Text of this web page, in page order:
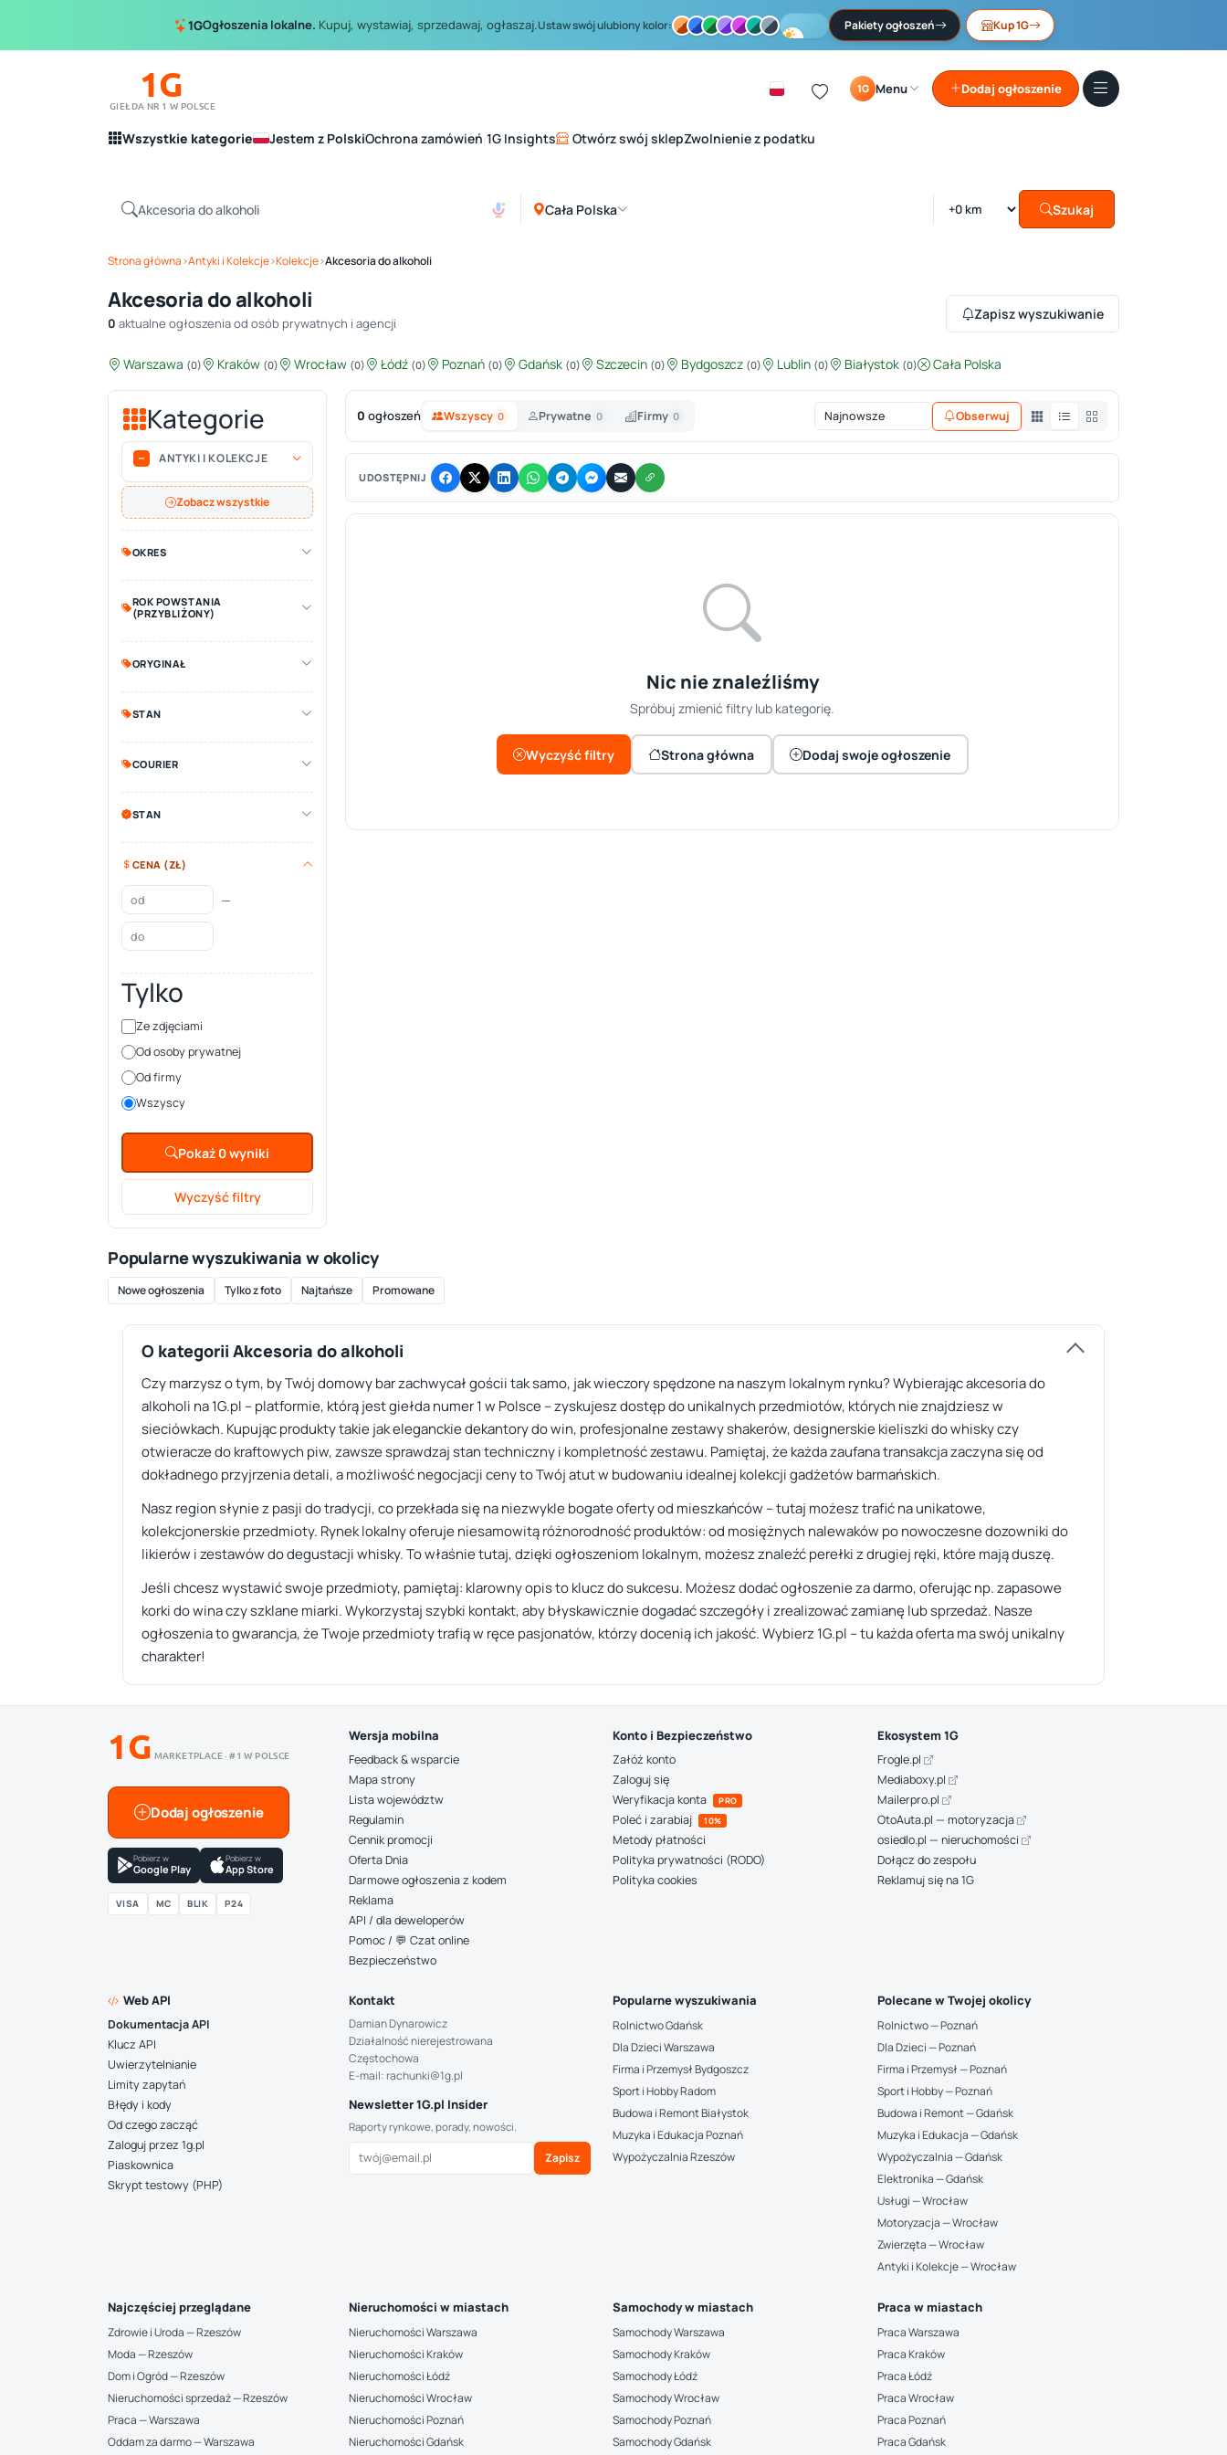
1GOgłoszenia lokalne. Kupuj, wystawiaj, sprzedawaj, ogłaszaj.Ustaw swój ulubiony kolor: Pakiety ogłoszeń Kup 1G
1G
GIEŁDA NR 1 W POLSCE
1G Menu Dodaj ogłoszenie
Wszystkie kategorie Jestem z PolskiOchrona zamówień 1G Insights Otwórz swój sklepZwolnienie z podatku
Cała Polska Szukaj
Strona główna›Antyki i Kolekcje›Kolekcje›Akcesoria do alkoholi
Akcesoria do alkoholi
0 aktualne ogłoszenia od osób prywatnych i agencji
Zapisz wyszukiwanie
Warszawa (0) Kraków (0) Wrocław (0) Łódź (0) Poznań (0) Gdańsk (0) Szczecin (0) Bydgoszcz (0) Lublin (0) Białystok (0) Cała Polska
Kategorie
ANTYKI I KOLEKCJE
Zobacz wszystkie
OKRES
ROK POWSTANIA
(PRZYBLIŻONY)
ORYGINAŁ
STAN
COURIER
STAN
CENA (ZŁ)
—
Tylko
Ze zdjęciami
Od osoby prywatnej
Od firmy
Wszyscy
Pokaż 0 wyniki
Wyczyść filtry
0 ogłoszeń Wszyscy 0 Prywatne 0 Firmy 0 Obserwuj
UDOSTĘPNIJ
Nic nie znaleźliśmy
Spróbuj zmienić filtry lub kategorię.
Wyczyść filtry Strona główna Dodaj swoje ogłoszenie
Popularne wyszukiwania w okolicy
Nowe ogłoszenia Tylko z foto Najtańsze Promowane
O kategorii Akcesoria do alkoholi
Czy marzysz o tym, by Twój domowy bar zachwycał gościi tak samo, jak wieczory spędzone na naszym lokalnym rynku? Wybierając akcesoria do
alkoholi na 1G.pl – platformie, którą jest giełda numer 1 w Polsce – zyskujesz dostęp do unikalnych przedmiotów, których nie znajdziesz w
sieciówkach. Kupując produkty takie jak eleganckie dekantory do win, profesjonalne zestawy shakerów, designerskie kieliszki do whisky czy
otwieracze do kraftowych piw, zawsze sprawdzaj stan techniczny i kompletność zestawu. Pamiętaj, że każda zaufana transakcja zaczyna się od
dokładnego przyjrzenia detali, a możliwość negocjacji ceny to Twój atut w budowaniu idealnej kolekcji gadżetów barmańskich.
Nasz region słynie z pasji do tradycji, co przekłada się na niezwykle bogate oferty od mieszkańców – tutaj możesz trafić na unikatowe,
kolekcjonerskie przedmioty. Rynek lokalny oferuje niesamowitą różnorodność produktów: od mosiężnych nalewaków po nowoczesne dozowniki do
likierów i zestawów do degustacji whisky. To właśnie tutaj, dzięki ogłoszeniom lokalnym, możesz znaleźć perełki z drugiej ręki, które mają duszę.
Jeśli chcesz wystawić swoje przedmioty, pamiętaj: klarowny opis to klucz do sukcesu. Możesz dodać ogłoszenie za darmo, oferując np. zapasowe
korki do wina czy szklane miarki. Wykorzystaj szybki kontakt, aby błyskawicznie dogadać szczegóły i zrealizować zamianę lub sprzedaż. Nasze
ogłoszenia to gwarancja, że Twoje przedmioty trafią w ręce pasjonatów, którzy docenią ich jakość. Wybierz 1G.pl – tu każda oferta ma swój unikalny
charakter!
1G MARKETPLACE · #1 W POLSCE
Dodaj ogłoszenie
Pobierz w
Google Play
Pobierz w
App Store
VISA MC BLIK P24
Wersja mobilna
Feedback & wsparcie
Mapa strony
Lista województw
Regulamin
Cennik promocji
Oferta Dnia
Darmowe ogłoszenia z kodem
Reklama
API / dla deweloperów
Pomoc / 💬 Czat online
Bezpieczeństwo
Konto i Bezpieczeństwo
Załóż konto
Zaloguj się
Weryfikacja konta
PRO
Poleć i zarabiaj 10%
Metody płatności
Polityka prywatności (RODO)
Polityka cookies
Ekosystem 1G
Frogle.pl
Mediaboxy.pl
Mailerpro.pl
OtoAuta.pl — motoryzacja
osiedlo.pl — nieruchomości
Dołącz do zespołu
Reklamuj się na 1G
Web API
Dokumentacja API
Klucz API
Uwierzytelnianie
Limity zapytań
Błędy i kody
Od czego zacząć
Zaloguj przez 1g.pl
Piaskownica
Skrypt testowy (PHP)
Kontakt
Damian Dynarowicz
Działalność nierejestrowana
Częstochowa
E-mail: rachunki@1g.pl
Newsletter 1G.pl Insider
Raporty rynkowe, porady, nowości.
Zapisz
Popularne wyszukiwania
Rolnictwo Gdańsk
Dla Dzieci Warszawa
Firma i Przemysł Bydgoszcz
Sport i Hobby Radom
Budowa i Remont Białystok
Muzyka i Edukacja Poznań
Wypożyczalnia Rzeszów
Polecane w Twojej okolicy
Rolnictwo — Poznań
Dla Dzieci — Poznań
Firma i Przemysł — Poznań
Sport i Hobby — Poznań
Budowa i Remont — Gdańsk
Muzyka i Edukacja — Gdańsk
Wypożyczalnia — Gdańsk
Elektronika — Gdańsk
Usługi — Wrocław
Motoryzacja — Wrocław
Zwierzęta — Wrocław
Antyki i Kolekcje — Wrocław
Najczęściej przeglądane
Zdrowie i Uroda — Rzeszów
Moda — Rzeszów
Dom i Ogród — Rzeszów
Nieruchomości sprzedaż — Rzeszów
Praca — Warszawa
Oddam za darmo — Warszawa
Nieruchomości w miastach
Nieruchomości Warszawa
Nieruchomości Kraków
Nieruchomości Łódź
Nieruchomości Wrocław
Nieruchomości Poznań
Nieruchomości Gdańsk
Samochody w miastach
Samochody Warszawa
Samochody Kraków
Samochody Łódź
Samochody Wrocław
Samochody Poznań
Samochody Gdańsk
Praca w miastach
Praca Warszawa
Praca Kraków
Praca Łódź
Praca Wrocław
Praca Poznań
Praca Gdańsk